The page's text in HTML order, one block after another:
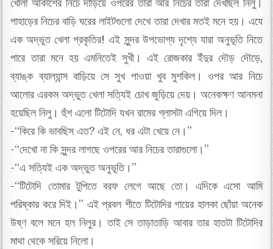
খোলা আকাশের নিচে দাড়িয়ে ওপরের তারা আর নিচের তারা দেখছিল নিলু।
পাহাড়ের নিচের বাড়ি ঘরের লাইটগুলো দেখে তারা দেখার মতই মনে হয়। এযে
এক অদ্ভুত খেলা প্রকৃতির! এই সুন্দর উপভোগ্য দৃশ্যে যারা অনুভূতি নিতে
পারে তারা মনে হয় এমনিতেই সুখী। এই রোজকার ইঁদুর দৌড় দৌড়ে,
ব্যাঙ্ক ব্যাল্যান্স বাড়িয়ে সে সুখ পাওয়া খুব মুশকিল। ওপর আর নিচে
আলোর এরকম অদ্ভুত খেলা সত্যিই চোখ জুড়িয়ে দেয়। অনেকক্ষণ আনমনা
হয়েছিল নিলু। হুঁশ এলো টিটোদি যখন রামের গ্লাসটা এগিয়ে দিল।
-“কিরে কি ভাবছিস এত? এই নে, ধর এটা খেয়ে নে।”
-“দেখো না কি সুন্দর লাগছে ওপরের আর নিচের তারাগুলো।”
-“এ সত্যিই এক অদ্ভুত অনুভূতি।”
-“টিটোদি তোমার টুপিতে বরফ লেগে আছে তো। এদিকে এসো আমি
পরিষ্কার করে দিই।” এই প্রবল শীতে টিটোদির গায়ের হালকা ছোঁয়া অনেক
উষ্ণ বলে মনে হল নিলুর। তাই সে তাড়াতাড়ি আবার তার হাতটা টিটোদির
মাথা থেকে সরিয়ে নিলো।